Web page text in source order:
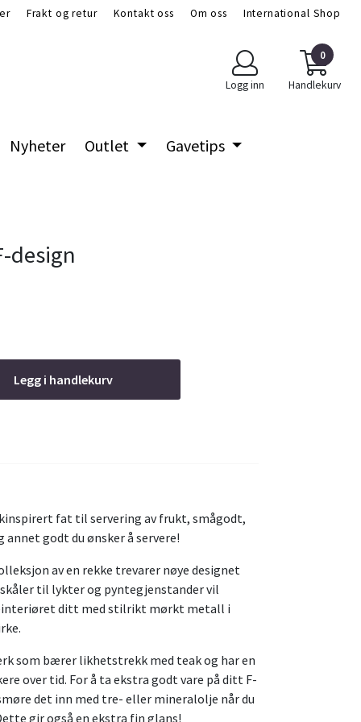
Frakt og retur Kontakt oss Om oss International Shop
Logg inn
0
Handlekurv
Nyheter Outlet Gavetips
design
Legg i handlekurv
fat til servering av frukt, smågodt,
godt du ønsker å servere!
av en rekke trevarer nøye designet
til lykter og pyntegjenstander vil
ditt med stilrikt mørkt metall i
som bærer likhetstrekk med teak og har en
over tid. For å ta ekstra godt vare på ditt F-
det inn med tre- eller mineralolje når du
gir også en ekstra fin glans!